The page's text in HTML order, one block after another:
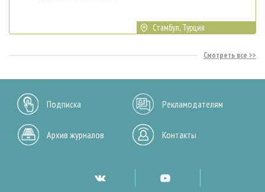
Стамбул, Турция
Смотреть все
Подписка Рекламодателям
Архив журналов Контакты